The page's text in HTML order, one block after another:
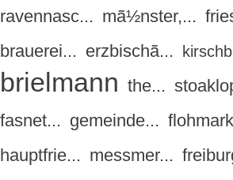
ravennasc... mã½nster,...
brauerei... erzbischã...
brielmann the...
fasnet... gemeinde...
hauptfrie... messmer...